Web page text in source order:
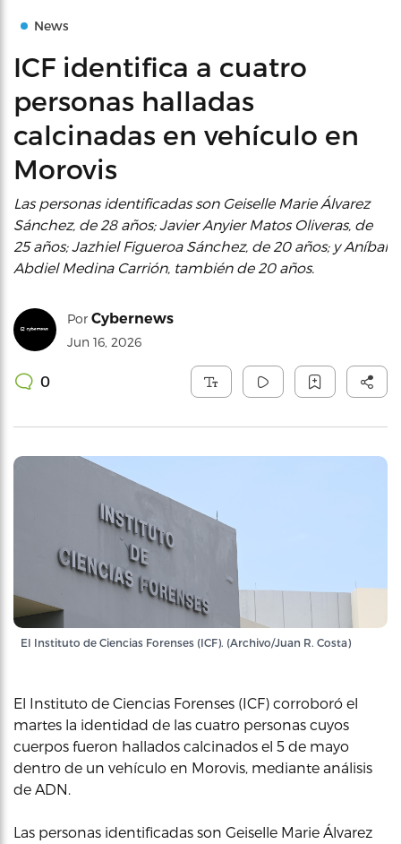
News
ICF identifica a cuatro
personas halladas
calcinadas en vehículo en
Morovis
Las personas identificadas son Geiselle Marie Álvarez
Sánchez, de 28 años; Javier Anyier Matos Oliveras, de
25 años; Jazhiel Figueroa Sánchez, de 20 años; y Aníbal
Abdiel Medina Carrión, también de 20 años.
Por Cybernews
Jun 16, 2026
0
El Instituto de Ciencias Forenses (ICF). (Archivo/Juan R. Costa)
El Instituto de Ciencias Forenses (ICF) corroboró el
martes la identidad de las cuatro personas cuyos
cuerpos fueron hallados calcinados el 5 de mayo
dentro de un vehículo en Morovis, mediante análisis
de ADN.
Las personas identificadas son Geiselle Marie Álvarez